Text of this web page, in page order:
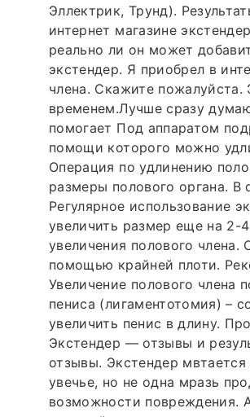
Эллектрик, Трунд).
интернет магазине
реально ли он может
экстендер. Я приобрел в
члена. Скажите
временем.Лучше сразу
помогает Под аппаратом
помощи которого можно
Операция по удлинению
размеры полового органа. В
Регулярное использование
увеличить размер еще на 2-
увеличения полового
помощью крайней плоти.
Увеличение полового члена
пениса (лигаментотомия) –
увеличить пенис в длину.
Экстендер — отзывы и
отзывы. Экстендер
увечье, но не одна мразь
возможности повреждения.